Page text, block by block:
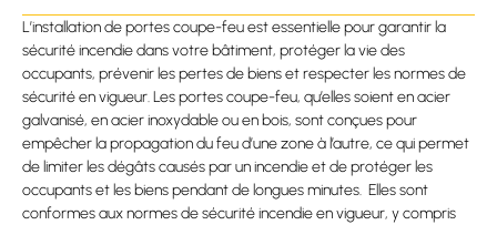
L’installation de portes coupe-feu est essentielle pour garantir la
sécurité incendie dans votre bâtiment, protéger la vie des
occupants, prévenir les pertes de biens et respecter les normes de
sécurité en vigueur. Les portes coupe-feu, qu’elles soient en acier
galvanisé, en acier inoxydable ou en bois, sont conçues pour
empêcher la propagation du feu d’une zone à l’autre, ce qui permet
de limiter les dégâts causés par un incendie et de protéger les
occupants et les biens pendant de longues minutes. Elles sont
conformes aux normes de sécurité incendie en vigueur, y compris